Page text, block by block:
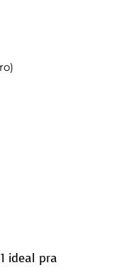
ideal pra